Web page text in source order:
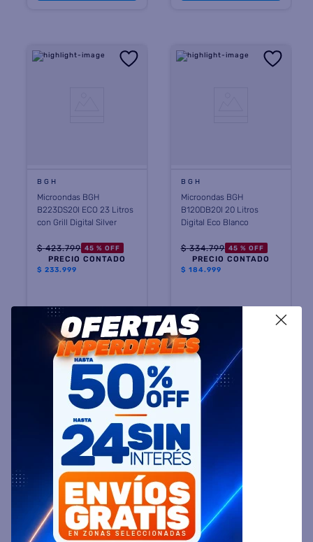
BGH
Microondas BGH
B223DS20I ECO 23 Litros
con Grill Digital Silver
$ 423.799 45 % OFF
PRECIO CONTADO
$ 233.999
Precio sin impuestos
nacionales $ 193.388
COMPRAR
BGH
Microondas BGH
B120DB20I 20 Litros
Digital Eco Blanco
$ 334.799 45 % OFF
PRECIO CONTADO
$ 184.999
Precio sin impuestos
nacionales $ 152.892
COMPRAR
X